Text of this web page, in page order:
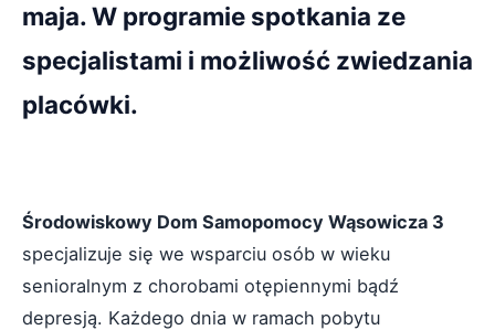
maja. W programie spotkania ze
specjalistami i możliwość zwiedzania
placówki.
Środowiskowy Dom Samopomocy Wąsowicza 3
specjalizuje się we wsparciu osób w wieku
senioralnym z chorobami otępiennymi bądź
depresją. Każdego dnia w ramach pobytu